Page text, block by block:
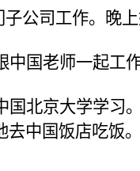
公司工作。 晚
国老师一起工
国北京大学学习
中国饭店吃饭。